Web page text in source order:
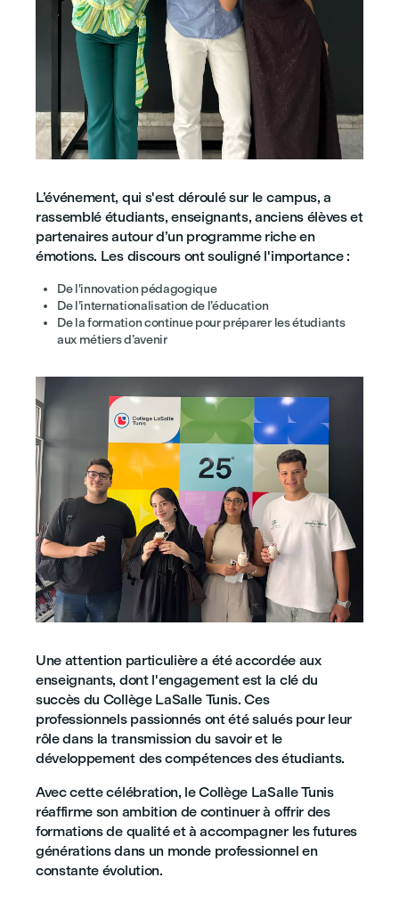
L’événement, qui s'est déroulé sur le campus, a
rassemblé étudiants, enseignants, anciens élèves et
partenaires autour d’un programme riche en
émotions. Les discours ont souligné l'importance :
De l'innovation pédagogique
De l’internationalisation de l’éducation
De la formation continue pour préparer les étudiants
aux métiers d’avenir
Une attention particulière a été accordée aux
enseignants, dont l'engagement est la clé du
succès du Collège LaSalle Tunis. Ces
professionnels passionnés ont été salués pour leur
rôle dans la transmission du savoir et le
développement des compétences des étudiants.
Avec cette célébration, le Collège LaSalle Tunis
réaffirme son ambition de continuer à offrir des
formations de qualité et à accompagner les futures
générations dans un monde professionnel en
constante évolution.